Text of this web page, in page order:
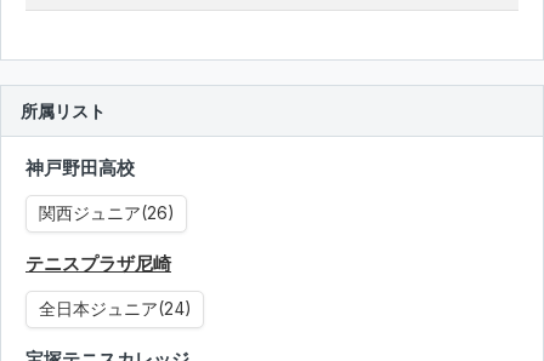
所属リスト
神戸野田高校
関西ジュニア(26)
テニスプラザ尼崎
全日本ジュニア(24)